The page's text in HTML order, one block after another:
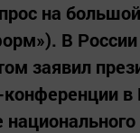
на
В России
заявил
в